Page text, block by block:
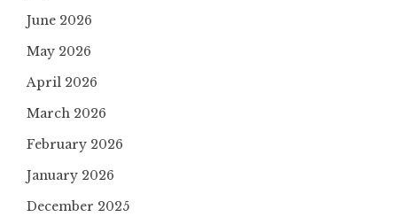
June 2026
May 2026
April 2026
March 2026
February 2026
January 2026
December 2025